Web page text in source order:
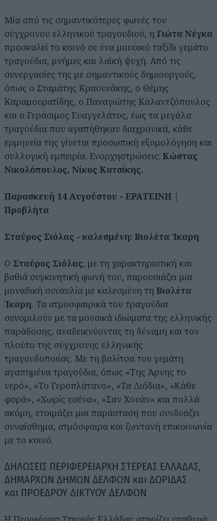
Μία από τις σημαντικότερες φωνές του
σύγχρονου ελληνικού τραγουδιού, η Γιώτα Νέγκα
προσκαλεί το κοινό σε ένα μουσικό ταξίδι γεμάτο
τραγούδια, μνήμες και λαϊκή ψυχή. Από τις
συνεργασίες της με σημαντικούς δημιουργούς,
όπως ο Σταμάτης Κραουνάκης, ο Θέμης
Καραμουρατίδης, ο Παναγιώτης Καλαντζόπουλος
και ο Γεράσιμος Ευαγγελάτος, έως τα μεγάλα
τραγούδια που αγαπήθηκαν διαχρονικά, κάθε
ερμηνεία της γίνεται προσωπική εξομολόγηση και
συλλογική εμπειρία. Ενορχηστρώσεις: Κώστας
Νικολόπουλος, Νίκος Κατσίκης.
Παρασκευή 14 Αυγούστου - ΕΡΑΤΕΙΝΗ |
Προβλήτα
Σταύρος Σιόλας - καλεσμένη: Βιολέτα Ίκαρη
Ο Σταύρος Σιόλας, με τη χαρακτηριστική και
βαθιά συγκινητική φωνή του, παρουσιάζει μια
μοναδική συναυλία με καλεσμένη τη Βιολέτα
Ίκαρη. Τα ατμοσφαιρικά του τραγούδια
συνομιλούν με τα μουσικά ιδιώματα της ελληνικής
παράδοσης, αναδεικνύοντας τη δύναμη και τον
πλούτο της σύγχρονης ελληνικής
τραγουδοποιίας. Με τη βαλίτσα του γεμάτη
αγαπημένα τραγούδια, όπως «Της Άρνης το
νερό», «Το Γεροπλάτανο», «Τα Διόδια», «Κάθε
φορά», «Χωρίς εσένα», «Σαν Χουάν» και πολλά
ακόμη, ετοιμάζει μια παράσταση που συνδυάζει
συναίσθημα, ατμόσφαιρα και ζωντανή επικοινωνία
με το κοινό.
ΔΗΛΩΣΕΙΣ ΠΕΡΙΦΕΡΕΙΑΡΧΗ ΣΤΕΡΕΑΣ ΕΛΛΑΔΑΣ,
ΔΗΜΑΡΧΩΝ ΔΗΜΩΝ ΔΕΛΦΩΝ και ΔΩΡΙΔΑΣ
και ΠΡΟΕΔΡΟΥ ΔΙΚΤΥΟΥ ΔΕΛΦΩΝ